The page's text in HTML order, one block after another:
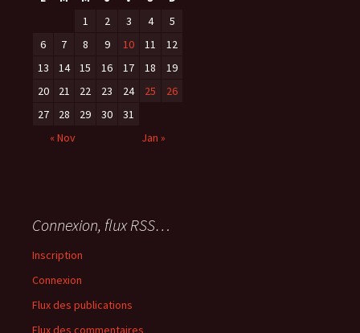
1
2 3 4
5
6
7 8 9 10 11
12
13
14 15 16 17 18
19
20
21 22 23 24 25
26
27
28 29 30
31
« Nov
Jan »
Connexion, flux RSS…
Inscription
Connexion
Flux des publications
Flux des commentaires